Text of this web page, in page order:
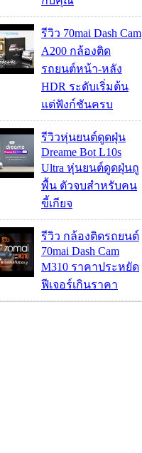
รีวิว 70mai Dash Cam
A200 กล้องติด
รถยนต์หน้า-หลัง
HDR ระดับเริ่มต้น
แต่ฟังก์ชันครบ
รีวิวหุ่นยนต์ดูดฝุ่น
Dreame Bot L10s
Ultra หุ่นยนต์ดูดฝุ่นถู
พื้น ตัวจบสำหรับคน
ขี้เกียจ
รีวิว กล้องติดรถยนต์
70mai Dash Cam
M310 ราคาประหยัด
ฟีเจอร์เกินราคา